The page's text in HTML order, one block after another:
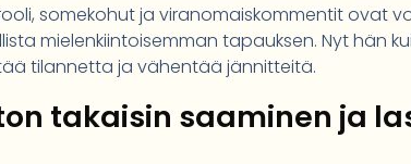
somekohut ja viranomaiskommentit ovat
mielenkiintoisemman tapauksen. Nyt hän
tilannetta ja vähentää jännitteitä.
takaisin saaminen ja